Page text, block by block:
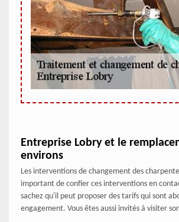
Entreprise Lobry et le
environs
Les interventions de changement des
important de confier ces interventions en
sachez qu'il peut proposer des tarifs qui sont
engagement. Vous êtes aussi invités à visiter